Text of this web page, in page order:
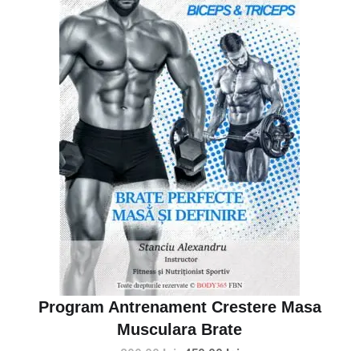
Program Antrenament Crestere Masa
Musculara Brate